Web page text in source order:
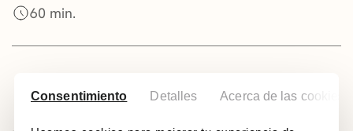
Consentimiento Detalles Acerca de las cookies
60 min.